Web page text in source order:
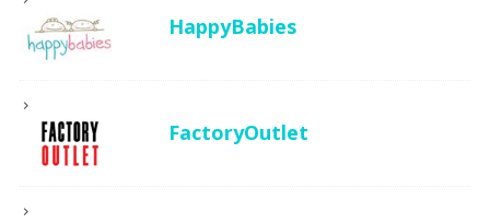
HappyBabies
FactoryOutlet